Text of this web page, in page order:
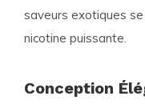
saveurs exotiques
nicotine puissante.
Conception